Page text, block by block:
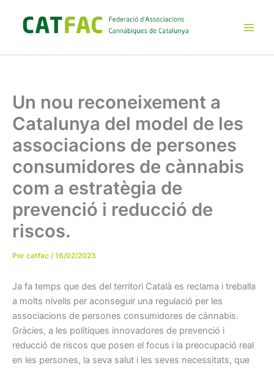
contenido
Un nou reconeixement a
Catalunya del model de les
associacions de persones
consumidores de cànnabis
com a estratègia de
prevenció i reducció de
riscos.
Por catfac /16/02/2023
Ja fa temps que des del territori Català es reclama i treballa
a molts nivells per aconseguir una regulació per les
associacions de persones consumidores de cànnabis.
Gràcies, a les polítiques innovadores de prevenció i
reducció de riscos que posen el focus i la preocupació real
en les persones, la seva salut i les seves necessitats, que